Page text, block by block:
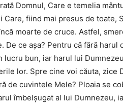
Domnul, Care e temelia
Care, fiind mai presus de toate,
moarte de cruce. Astfel,
De ce aşa? Pentru că fără harul
lucru bun, iar harul lui
lor. Spre cine voi căuta, zice
de cuvintele Mele? Ploaia se
îmbelşugat al lui Dumnezeu,